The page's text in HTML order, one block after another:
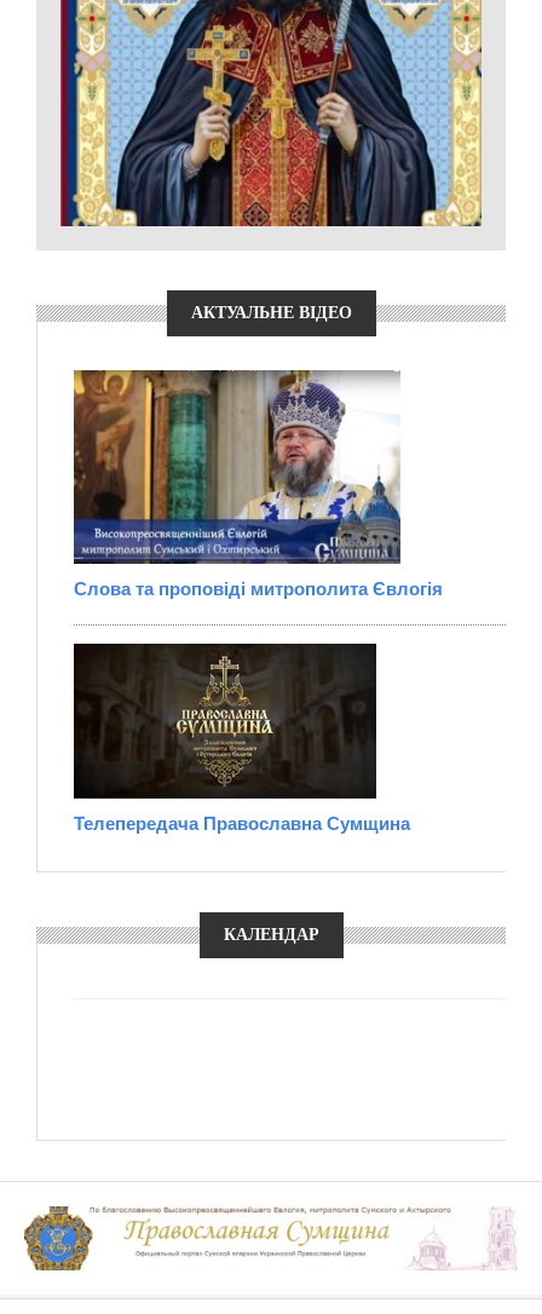
АКТУАЛЬНЕ ВІДЕО
Слова та проповіді митрополита Євлогія
Телепередача Православна Сумщина
КАЛЕНДАР